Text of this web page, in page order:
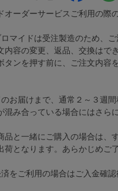
オーダーサービスご利用の際
マイドは受注製造のため、
内容の変更、返品、交換はでき
ンを押す前に、ご注文内容
お届けまで、通常２～３週
混み合っている場合にはさら
品と一緒にご購入の場合は、
荷となります。あらかじめご
をご利用の場合はご入金確認